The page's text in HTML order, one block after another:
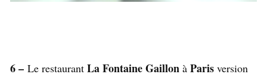
6 – Le restaurant La Fontaine Gaillon à Paris version